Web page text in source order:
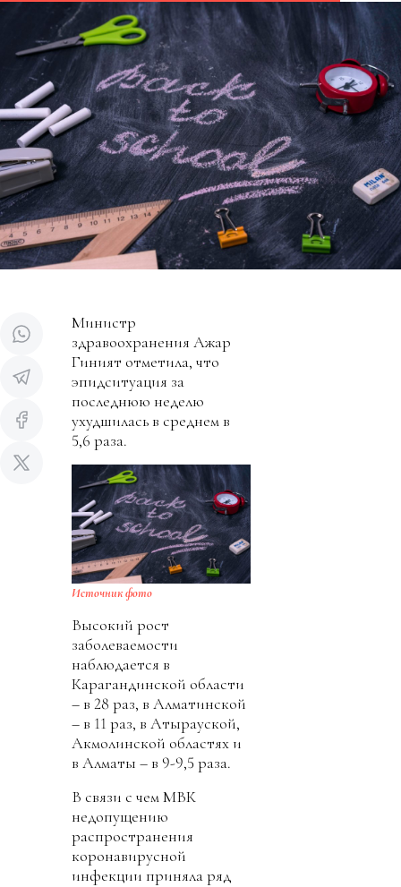
Министр
здравоохранения Ажар
Гиният отметила, что
эпидситуация за
последнюю неделю
ухудшилась в среднем в
5,6 раза.
Источник фото
Высокий рост
заболеваемости
наблюдается в
Карагандинской области
– в 28 раз, в Алматинской
– в 11 раз, в Атырауской,
Акмолинской областях и
в Алматы – в 9-9,5 раза.
В связи с чем МВК
недопущению
распространения
коронавирусной
инфекции приняла ряд